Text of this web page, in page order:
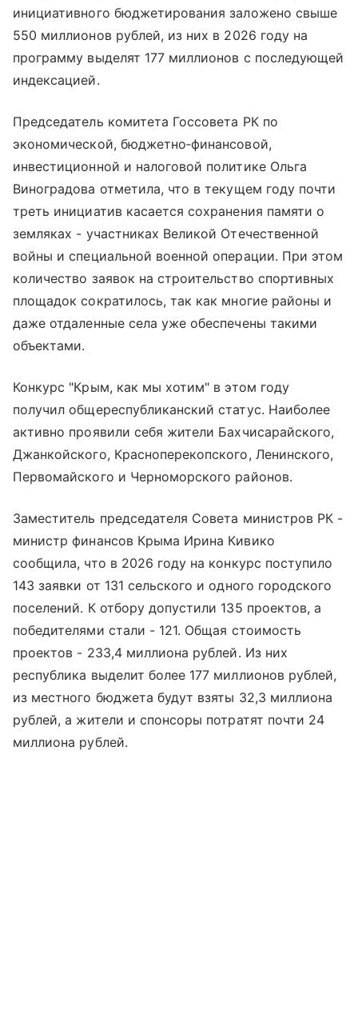
инициативного бюджетирования заложено свыше
550 миллионов рублей, из них в 2026 году на
программу выделят 177 миллионов с последующей
индексацией.
Председатель комитета Госсовета РК по
экономической, бюджетно‑финансовой,
инвестиционной и налоговой политике Ольга
Виноградова отметила, что в текущем году почти
треть инициатив касается сохранения памяти о
земляках - участниках Великой Отечественной
войны и специальной военной операции. При этом
количество заявок на строительство спортивных
площадок сократилось, так как многие районы и
даже отдаленные села уже обеспечены такими
объектами.
Конкурс "Крым, как мы хотим" в этом году
получил общереспубликанский статус. Наиболее
активно проявили себя жители Бахчисарайского,
Джанкойского, Красноперекопского, Ленинского,
Первомайского и Черноморского районов.
Заместитель председателя Совета министров РК -
министр финансов Крыма Ирина Кивико
сообщила, что в 2026 году на конкурс поступило
143 заявки от 131 сельского и одного городского
поселений. К отбору допустили 135 проектов, а
победителями стали - 121. Общая стоимость
проектов - 233,4 миллиона рублей. Из них
республика выделит более 177 миллионов рублей,
из местного бюджета будут взяты 32,3 миллиона
рублей, а жители и спонсоры потратят почти 24
миллиона рублей.